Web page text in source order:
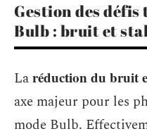
Gestion des défis
Bulb : bruit et
Laréduction du bruit
axe majeur pour les
mode Bulb.